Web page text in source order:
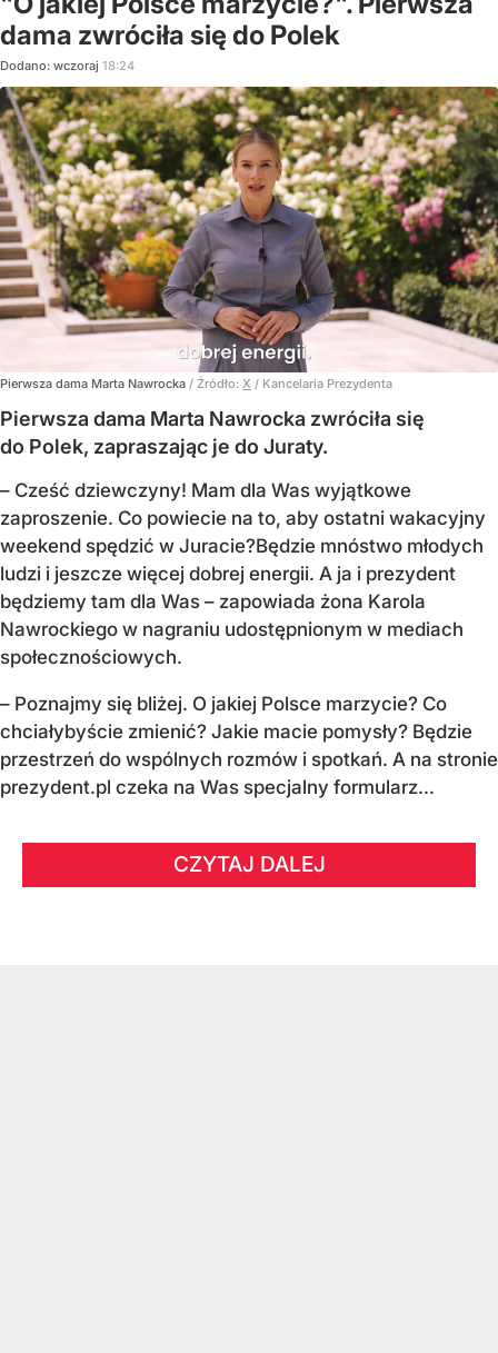
dama zwróciła się do Polek
Dodano: wczoraj 18:24
Pierwsza dama Marta Nawrocka / Źródło: X / Kancelaria Prezydenta
Pierwsza dama Marta Nawrocka zwróciła się
do Polek, zapraszając je do Juraty.
– Cześć dziewczyny! Mam dla Was wyjątkowe
zaproszenie. Co powiecie na to, aby ostatni wakacyjny
weekend spędzić w Juracie?Będzie mnóstwo młodych
ludzi i jeszcze więcej dobrej energii. A ja i prezydent
będziemy tam dla Was – zapowiada żona Karola
Nawrockiego w nagraniu udostępnionym w mediach
społecznościowych.
– Poznajmy się bliżej. O jakiej Polsce marzycie? Co
chciałybyście zmienić? Jakie macie pomysły? Będzie
przestrzeń do wspólnych rozmów i spotkań. A na stronie
prezydent.pl czeka na Was specjalny formularz...
CZYTAJ DALEJ